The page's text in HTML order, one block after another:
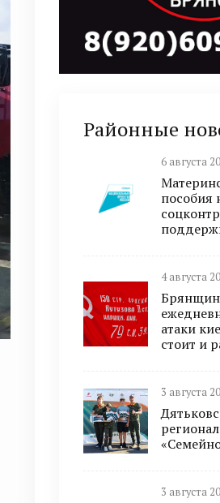
Районные
6 августа
пособия
4 августа
атаки
стоит и
3 августа
3 августа